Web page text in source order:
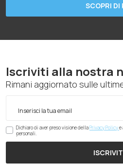
SCOPRI DI
Iscriviti alla nostra
Rimani aggiornato sulle
Dichiaro di aver preso visione dellaPrivacy Policye
personali.